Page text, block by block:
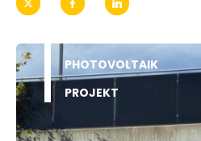
PHOTOVOLTAIK
PROJEKT